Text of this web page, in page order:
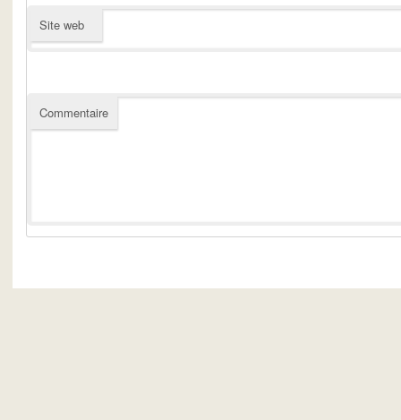
Site web
Commentaire